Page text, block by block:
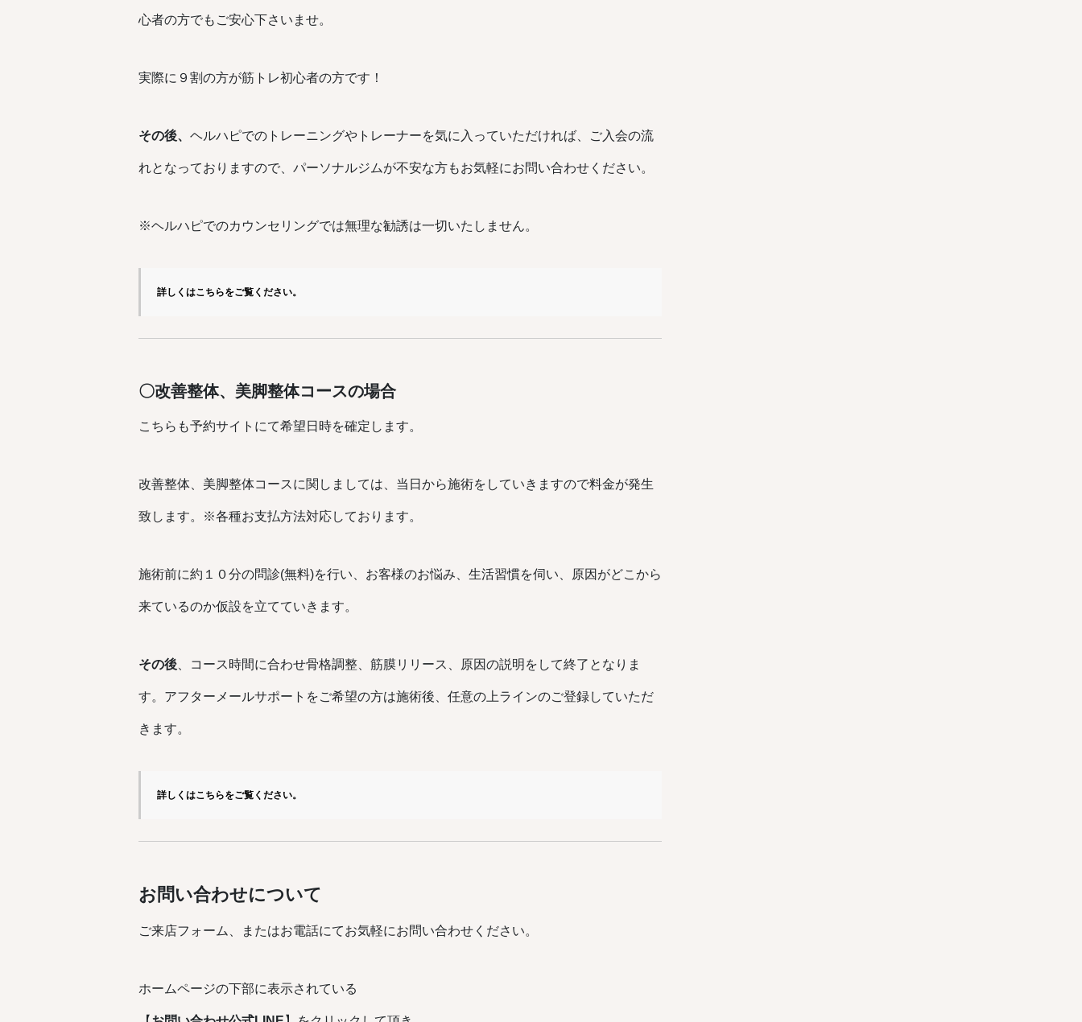
心者の方でもご安心下さいませ。
実際に９割の方が筋トレ初心者の方です！
その後、 ヘルハピでのトレーニングやトレーナーを気に入っていただければ、ご入会の流
れとなっておりますので、パーソナルジムが不安な方もお気軽にお問い合わせください。
※ヘルハピでのカウンセリングでは無理な勧誘は一切いたしません。
詳しくはこちらをご覧ください。
〇改善整体、美脚整体コースの場合
こちらも予約サイトにて希望日時を確定します。
改善整体、美脚整体コースに関しましては、当日から施術をしていきますので料金が発生
致します。※各種お支払方法対応しております。
施術前に約１０分の問診(無料)を行い、お客様のお悩み、生活習慣を伺い、原因がどこから
来ているのか仮設を立てていきます。
その後 、コース時間に合わせ骨格調整、筋膜リリース、原因の説明をして終了となりま
す。アフターメールサポートをご希望の方は施術後、任意の上ラインのご登録していただ
きます。
詳しくはこちらをご覧ください。
お問い合わせについて
ご来店フォーム、またはお電話にてお気軽にお問い合わせください。
ホームページの下部に表示されている